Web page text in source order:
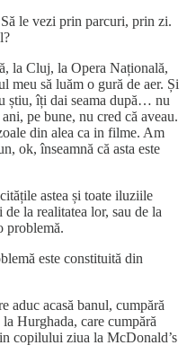
le vezi prin parcuri, prin zi.
la Cluj, la Opera Națională,
meu să luăm o gură de aer. Și
știu, îți dai seama după… nu
pe bune, nu cred că aveau.
din alea ca in filme. Am
ok, înseamnă că asta este
astea și toate iluziile
la realitatea lor, sau de la
problemă.
este constituită din
aduc acasă banul, cumpără
Hurghada, care cumpără
copilului ziua la McDonald’s